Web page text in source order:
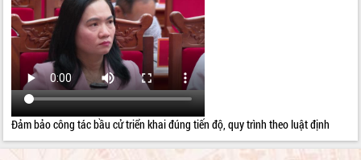
Đảm bảo công tác bầu cử triển khai đúng tiến độ, quy trình theo luật định